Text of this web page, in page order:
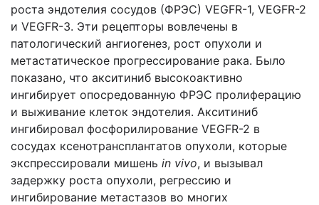
роста эндотелия сосудов (ФРЭС) VEGFR-1, VEGFR-2
и VEGFR-3. Эти рецепторы вовлечены в
патологический ангиогенез, рост опухоли и
метастатическое прогрессирование рака. Было
показано, что акситиниб высокоактивно
ингибирует опосредованную ФРЭС пролиферацию
и выживание клеток эндотелия. Акситиниб
ингибировал фосфорилирование VEGFR-2 в
сосудах ксенотрансплантатов опухоли, которые
экспрессировали мишень in vivo, и вызывал
задержку роста опухоли, регрессию и
ингибирование метастазов во многих